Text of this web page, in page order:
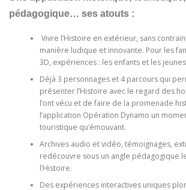
pédagogique… ses atouts :
Vivre l’Histoire en extérieur, sans
manière ludique et innovante. Pour les
3D, expériences : les enfants et les jeunes
Déjà 3 personnages et 4 parcours qui
présenter l’Histoire avec le regard des
l’ont vécu et de faire de la promenade
l’application Opération Dynamo un
touristique qu’émouvant.
Archives audio et vidéo, témoignages,
redécouvre sous un angle pédagogique
l’Histoire.
Des expériences interactives uniques